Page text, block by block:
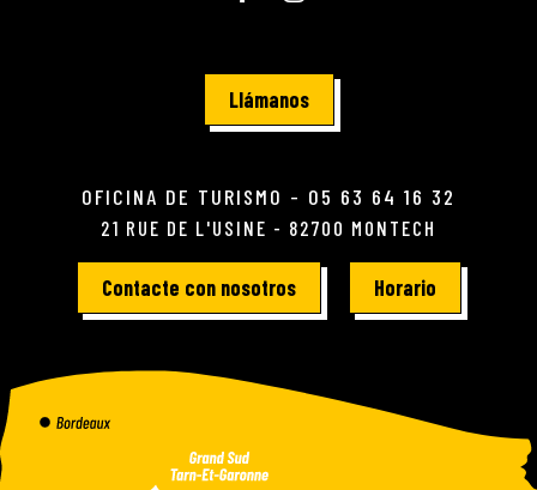
Llámanos
OFICINA DE TURISMO - 05 63 64 16 32
21 RUE DE L'USINE - 82700 MONTECH
Contacte con nosotros Horario